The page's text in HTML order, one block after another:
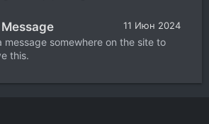
11 Июн 2024
message somewhere on the site to
this.